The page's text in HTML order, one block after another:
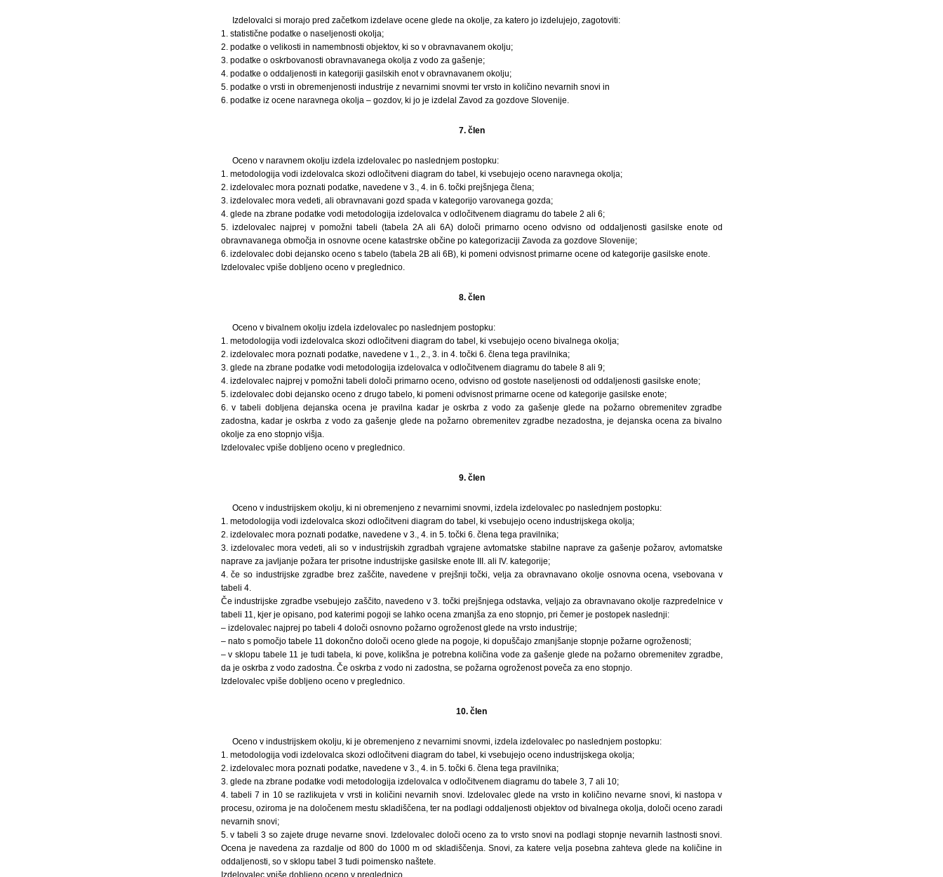
Izdelovalci si morajo pred začetkom izdelave ocene glede na okolje, za katero jo izdelujejo, zagotoviti:
1. statistične podatke o naseljenosti okolja;
2. podatke o velikosti in namembnosti objektov, ki so v obravnavanem okolju;
3. podatke o oskrbovanosti obravnavanega okolja z vodo za gašenje;
4. podatke o oddaljenosti in kategoriji gasilskih enot v obravnavanem okolju;
5. podatke o vrsti in obremenjenosti industrije z nevarnimi snovmi ter vrsto in količino nevarnih snovi in
6. podatke iz ocene naravnega okolja – gozdov, ki jo je izdelal Zavod za gozdove Slovenije.
7. člen
Oceno v naravnem okolju izdela izdelovalec po naslednjem postopku:
1. metodologija vodi izdelovalca skozi odločitveni diagram do tabel, ki vsebujejo oceno naravnega okolja;
2. izdelovalec mora poznati podatke, navedene v 3., 4. in 6. točki prejšnjega člena;
3. izdelovalec mora vedeti, ali obravnavani gozd spada v kategorijo varovanega gozda;
4. glede na zbrane podatke vodi metodologija izdelovalca v odločitvenem diagramu do tabele 2 ali 6;
5. izdelovalec najprej v pomožni tabeli (tabela 2A ali 6A) določi primarno oceno odvisno od oddaljenosti gasilske enote od
obravnavanega območja in osnovne ocene katastrske občine po kategorizaciji Zavoda za gozdove Slovenije;
6. izdelovalec dobi dejansko oceno s tabelo (tabela 2B ali 6B), ki pomeni odvisnost primarne ocene od kategorije gasilske enote.
Izdelovalec vpiše dobljeno oceno v preglednico.
8. člen
Oceno v bivalnem okolju izdela izdelovalec po naslednjem postopku:
1. metodologija vodi izdelovalca skozi odločitveni diagram do tabel, ki vsebujejo oceno bivalnega okolja;
2. izdelovalec mora poznati podatke, navedene v 1., 2., 3. in 4. točki 6. člena tega pravilnika;
3. glede na zbrane podatke vodi metodologija izdelovalca v odločitvenem diagramu do tabele 8 ali 9;
4. izdelovalec najprej v pomožni tabeli določi primarno oceno, odvisno od gostote naseljenosti od oddaljenosti gasilske enote;
5. izdelovalec dobi dejansko oceno z drugo tabelo, ki pomeni odvisnost primarne ocene od kategorije gasilske enote;
6. v tabeli dobljena dejanska ocena je pravilna kadar je oskrba z vodo za gašenje glede na požarno obremenitev zgradbe
zadostna, kadar je oskrba z vodo za gašenje glede na požarno obremenitev zgradbe nezadostna, je dejanska ocena za bivalno
okolje za eno stopnjo višja.
Izdelovalec vpiše dobljeno oceno v preglednico.
9. člen
Oceno v industrijskem okolju, ki ni obremenjeno z nevarnimi snovmi, izdela izdelovalec po naslednjem postopku:
1. metodologija vodi izdelovalca skozi odločitveni diagram do tabel, ki vsebujejo oceno industrijskega okolja;
2. izdelovalec mora poznati podatke, navedene v 3., 4. in 5. točki 6. člena tega pravilnika;
3. izdelovalec mora vedeti, ali so v industrijskih zgradbah vgrajene avtomatske stabilne naprave za gašenje požarov, avtomatske
naprave za javljanje požara ter prisotne industrijske gasilske enote III. ali IV. kategorije;
4. če so industrijske zgradbe brez zaščite, navedene v prejšnji točki, velja za obravnavano okolje osnovna ocena, vsebovana v
tabeli 4.
Če industrijske zgradbe vsebujejo zaščito, navedeno v 3. točki prejšnjega odstavka, veljajo za obravnavano okolje razpredelnice v
tabeli 11, kjer je opisano, pod katerimi pogoji se lahko ocena zmanjša za eno stopnjo, pri čemer je postopek naslednji:
– izdelovalec najprej po tabeli 4 določi osnovno požarno ogroženost glede na vrsto industrije;
– nato s pomočjo tabele 11 dokončno določi oceno glede na pogoje, ki dopuščajo zmanjšanje stopnje požarne ogroženosti;
– v sklopu tabele 11 je tudi tabela, ki pove, kolikšna je potrebna količina vode za gašenje glede na požarno obremenitev zgradbe,
da je oskrba z vodo zadostna. Če oskrba z vodo ni zadostna, se požarna ogroženost poveča za eno stopnjo.
Izdelovalec vpiše dobljeno oceno v preglednico.
10. člen
Oceno v industrijskem okolju, ki je obremenjeno z nevarnimi snovmi, izdela izdelovalec po naslednjem postopku:
1. metodologija vodi izdelovalca skozi odločitveni diagram do tabel, ki vsebujejo oceno industrijskega okolja;
2. izdelovalec mora poznati podatke, navedene v 3., 4. in 5. točki 6. člena tega pravilnika;
3. glede na zbrane podatke vodi metodologija izdelovalca v odločitvenem diagramu do tabele 3, 7 ali 10;
4. tabeli 7 in 10 se razlikujeta v vrsti in količini nevarnih snovi. Izdelovalec glede na vrsto in količino nevarne snovi, ki nastopa v
procesu, oziroma je na določenem mestu skladiščena, ter na podlagi oddaljenosti objektov od bivalnega okolja, določi oceno zaradi
nevarnih snovi;
5. v tabeli 3 so zajete druge nevarne snovi. Izdelovalec določi oceno za to vrsto snovi na podlagi stopnje nevarnih lastnosti snovi.
Ocena je navedena za razdalje od 800 do 1000 m od skladiščenja. Snovi, za katere velja posebna zahteva glede na količine in
oddaljenosti, so v sklopu tabel 3 tudi poimensko naštete.
Izdelovalec vpiše dobljeno oceno v preglednico.